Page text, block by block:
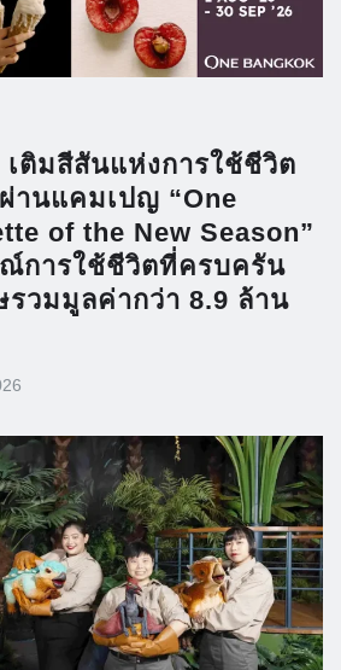
เติมสีสันแห่งการใช้ชีวิต
านแคมเปญ “One
of the New Season”
ณ์การใช้ชีวิตที่ครบครัน
วมมูลค่ากว่า 8.9 ล้าน